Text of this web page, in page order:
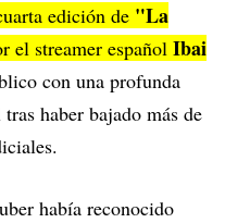
edición de "La
el streamer español Ibai
con una profunda
haber bajado más de
había reconocido